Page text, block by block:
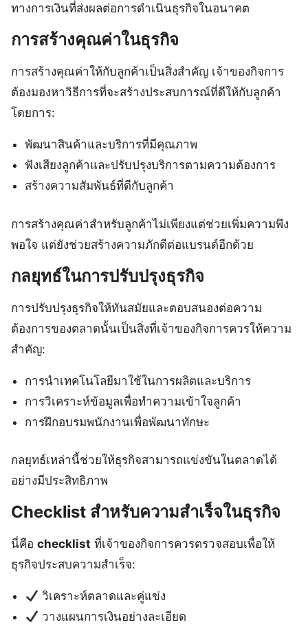
ทางการเงินที่ส่งผลต่อการดำเนินธุรกิจในอนาคต
การสร้างคุณค่าในธุรกิจ
การสร้างคุณค่าให้กับลูกค้าเป็นสิ่งสำคัญ เจ้าของกิจการ
ต้องมองหาวิธีการที่จะสร้างประสบการณ์ที่ดีให้กับลูกค้า
โดยการ:
พัฒนาสินค้าและบริการที่มีคุณภาพ
ฟังเสียงลูกค้าและปรับปรุงบริการตามความต้องการ
สร้างความสัมพันธ์ที่ดีกับลูกค้า
การสร้างคุณค่าสำหรับลูกค้าไม่เพียงแต่ช่วยเพิ่มความพึง
พอใจ แต่ยังช่วยสร้างความภักดีต่อแบรนด์อีกด้วย
กลยุทธ์ในการปรับปรุงธุรกิจ
การปรับปรุงธุรกิจให้ทันสมัยและตอบสนองต่อความ
ต้องการของตลาดนั้นเป็นสิ่งที่เจ้าของกิจการควรให้ความ
สำคัญ:
การนำเทคโนโลยีมาใช้ในการผลิตและบริการ
การวิเคราะห์ข้อมูลเพื่อทำความเข้าใจลูกค้า
การฝึกอบรมพนักงานเพื่อพัฒนาทักษะ
กลยุทธ์เหล่านี้ช่วยให้ธุรกิจสามารถแข่งขันในตลาดได้
อย่างมีประสิทธิภาพ
Checklist สำหรับความสำเร็จในธุรกิจ
นี่คือ checklist ที่เจ้าของกิจการควรตรวจสอบเพื่อให้
ธุรกิจประสบความสำเร็จ:
วิเคราะห์ตลาดและคู่แข่ง
วางแผนการเงินอย่างละเอียด